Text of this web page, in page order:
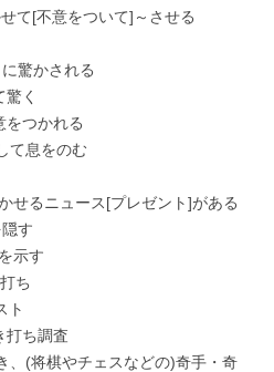
て[不意をついて]～させる
に驚かされる
驚く
をつかれる
て息をのむ
せるニュース[プレゼント]がある
す
示す
ち
ト
打ち調査
、(将棋やチェスなどの)奇手・奇